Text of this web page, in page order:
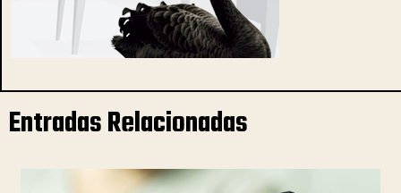
Entradas Relacionadas